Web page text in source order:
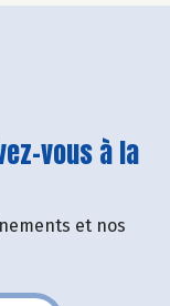
vous à la
et nos